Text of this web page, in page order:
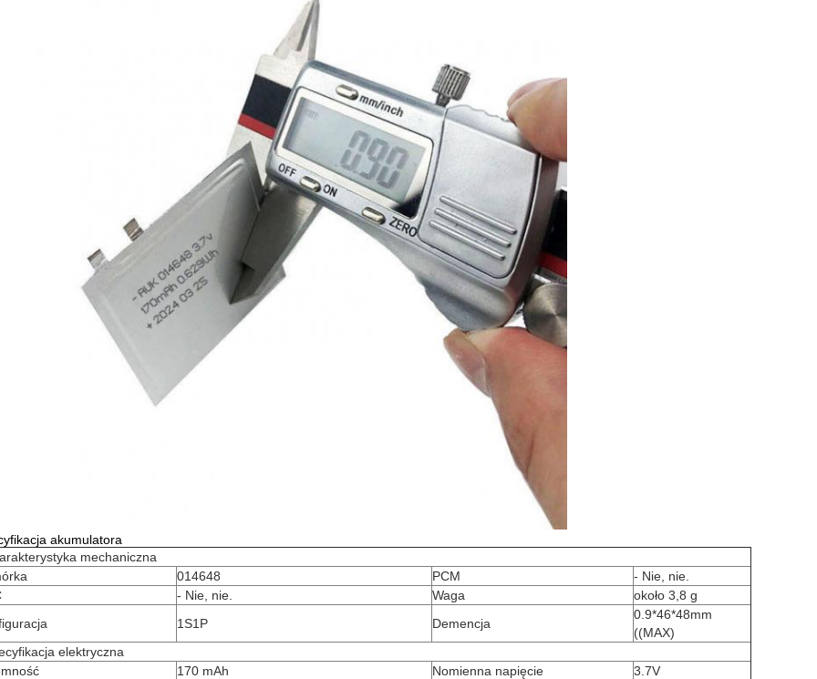
akumulatora
mechaniczna
014648 PCM
- Nie, nie.
- Nie, nie. Waga
około 3,8 g
1S1P Demencja
0.9*46*48mm
((MAX)
elektryczna
170 mAh Nomienna napięcie
3.7V